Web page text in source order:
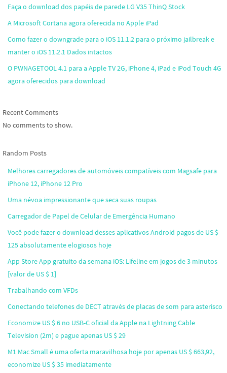
Faça o download dos papéis de parede LG V35 ThinQ Stock
A Microsoft Cortana agora oferecida no Apple iPad
Como fazer o downgrade para o iOS 11.1.2 para o próximo jailbreak e
manter o iOS 11.2.1 Dados intactos
O PWNAGETOOL 4.1 para a Apple TV 2G, iPhone 4, iPad e iPod Touch 4G
agora oferecidos para download
Recent Comments
No comments to show.
Random Posts
Melhores carregadores de automóveis compatíveis com Magsafe para
iPhone 12, iPhone 12 Pro
Uma névoa impressionante que seca suas roupas
Carregador de Papel de Celular de Emergência Humano
Você pode fazer o download desses aplicativos Android pagos de US $
125 absolutamente elogiosos hoje
App Store App gratuito da semana iOS: Lifeline em jogos de 3 minutos
[valor de US $ 1]
Trabalhando com VFDs
Conectando telefones de DECT através de placas de som para asterisco
Economize US $ 6 no USB-C oficial da Apple na Lightning Cable
Television (2m) e pague apenas US $ 29
M1 Mac Small é uma oferta maravilhosa hoje por apenas US $ 663,92,
economize US $ 35 imediatamente